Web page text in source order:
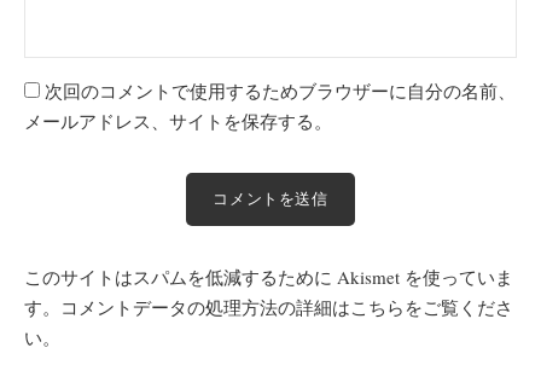
次回のコメントで使用するためブラウザーに自分の名前、
メールアドレス、サイトを保存する。
このサイトはスパムを低減するために Akismet を使っていま
す。 コメントデータの処理方法の詳細はこちらをご覧くださ
い。